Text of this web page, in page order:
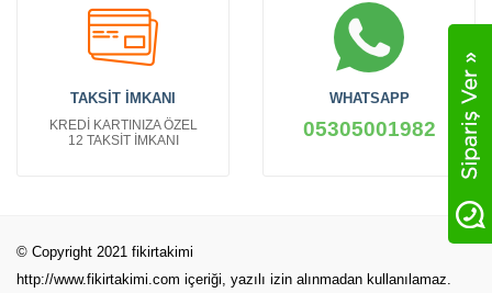
TAKSİT İMKANI
KREDİ KARTINIZA ÖZEL
12 TAKSİT İMKANI
WHATSAPP
05305001982
© Copyright 2021 fikirtakimi
http://www.fikirtakimi.com içeriği, yazılı izin alınmadan kullanılamaz.